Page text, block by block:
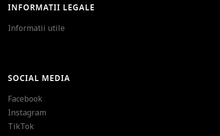
INFORMATII LEGALE
Informatii utile
SOCIAL MEDIA
Facebook
Instagram
TikTok